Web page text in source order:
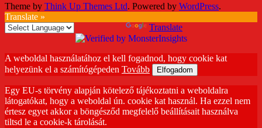
Theme by Think Up Themes Ltd. Powered by WordPress.
Translate »
Translate
A weboldal használatához el kell fogadnod, hogy cookie kat
helyezünk el a számítógépeden Tovább Elfogadom
Egy EU-s törvény alapján kötelező tájékoztatni a weboldalra
látogatókat, hogy a weboldal ún. cookie kat használ. Ha ezzel nem
értesz egyet akkor a böngésződ megfelelő beállításait használva
tiltsd le a cookie-k tárolását.